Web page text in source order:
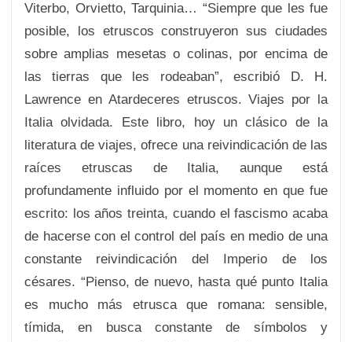
Viterbo, Orvietto, Tarquinia… “Siempre que les fue
posible, los etruscos construyeron sus ciudades
sobre amplias mesetas o colinas, por encima de
las tierras que les rodeaban”, escribió D. H.
Lawrence en Atardeceres etruscos. Viajes por la
Italia olvidada. Este libro, hoy un clásico de la
literatura de viajes, ofrece una reivindicación de las
raíces etruscas de Italia, aunque está
profundamente influido por el momento en que fue
escrito: los años treinta, cuando el fascismo acaba
de hacerse con el control del país en medio de una
constante reivindicación del Imperio de los
césares. “Pienso, de nuevo, hasta qué punto Italia
es mucho más etrusca que romana: sensible,
tímida, en busca constante de símbolos y